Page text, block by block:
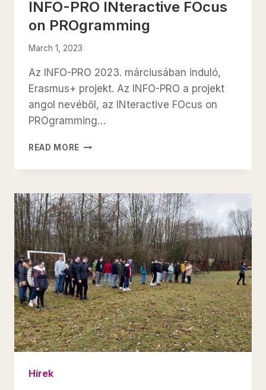
INFO-PRO INteractive FOcus
on PROgramming
March 1, 2023
Az INFO-PRO 2023. márciusában induló,
Erasmus+ projekt. Az INFO-PRO a projekt
angol nevéből, az INteractive FOcus on
PROgramming…
READ MORE INFO-
INTERACTIVE
ON
PROGRAMMING
Hírek